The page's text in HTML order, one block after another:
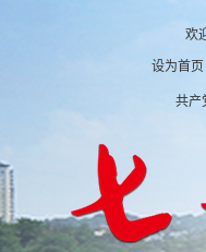
欢
设为首页
共产